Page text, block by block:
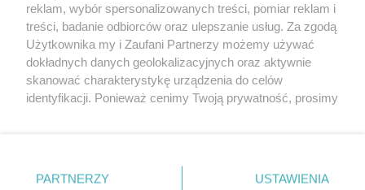
Nie zapomnij
zapoznać się z:
polityką prywatności regulamin korzystania z portali
Twojemiasto
Piekary Śląskie
Chorzów
Tarnowskie Góry
Gliwice
Skontakuj sięz nami
Kontakt
Wydawca
Redakcja
reklam, wybór spersonalizowanych treści, pomiar reklam i
treści, badanie odbiorców oraz ulepszanie usług. Za zgodą
Użytkownika my i Zaufani Partnerzy możemy używać
dokładnych danych geolokalizacyjnych oraz aktywnie
skanować charakterystykę urządzenia do celów
identyfikacji. Ponieważ cenimy Twoją prywatność, prosimy
prywatności znajdujący się w lewym dolnym rogu strony
PARTNERZY USTAWIENIA